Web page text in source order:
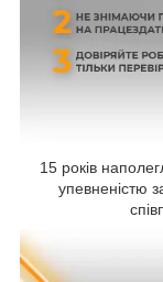
15 років
упевненістю